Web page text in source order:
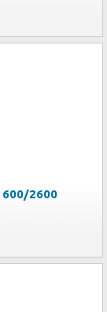
600/2600